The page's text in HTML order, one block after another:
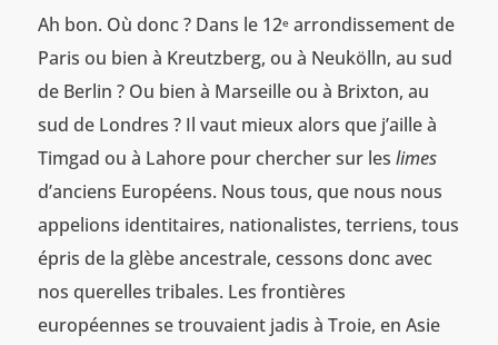
Ah bon. Où donc ? Dans le 12earrondissement de
Paris ou bien à Kreutzberg, ou à Neukölln, au sud
de Berlin ? Ou bien à Marseille ou à Brixton, au
sud de Londres ? Il vaut mieux alors que j’aille à
Timgad ou à Lahore pour chercher sur les limes
d’anciens Européens. Nous tous, que nous nous
appelions identitaires, nationalistes, terriens, tous
épris de la glèbe ancestrale, cessons donc avec
nos querelles tribales. Les frontières
européennes se trouvaient jadis à Troie, en Asie